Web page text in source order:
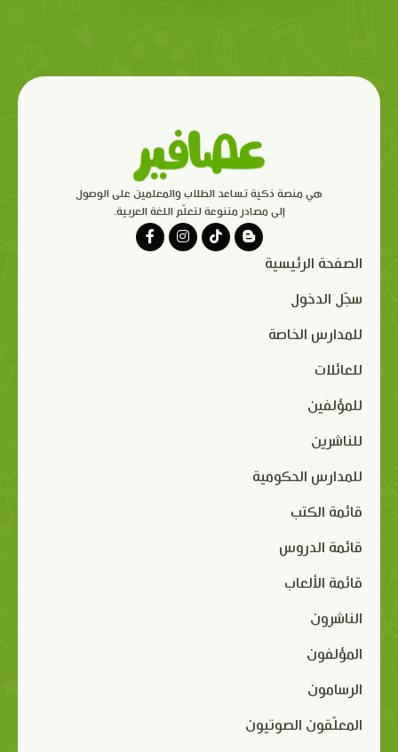
هي منصة ذكية تساعد الطلاب والمعلمين على الوصول
إلى مصادر متنوعة لتعلّم اللغة العربية.
الصفحة الرئيسية
سجّل الدخول
للمدارس الخاصة
للعائلات
للمؤلفين
للناشرين
للمدارس الحكومية
قائمة الكتب
قائمة الدروس
قائمة الألعاب
الناشرون
المؤلفون
الرسامون
المعلّقون الصوتيون